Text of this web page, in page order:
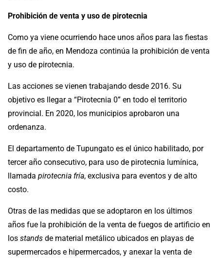
Prohibición de venta y uso de pirotecnia
Como ya viene ocurriendo hace unos años para las fiestas
de fin de año, en Mendoza continúa la prohibición de venta
y uso de pirotecnia.
Las acciones se vienen trabajando desde 2016. Su
objetivo es llegar a “Pirotecnia 0” en todo el territorio
provincial. En 2020, los municipios aprobaron una
ordenanza.
El departamento de Tupungato es el único habilitado, por
tercer año consecutivo, para uso de pirotecnia lumínica,
llamada pirotecnia fría, exclusiva para eventos y de alto
costo.
Otras de las medidas que se adoptaron en los últimos
años fue la prohibición de la venta de fuegos de artificio en
los stands de material metálico ubicados en playas de
supermercados e hipermercados, y anexar la venta de